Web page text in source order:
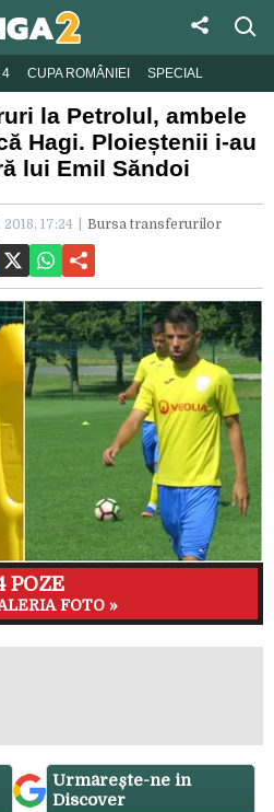
4 CUPA ROMÂNIEI SPECIAL
la Petrolul, ambele
Hagi. Ploieștenii i-au
lui Emil Săndoi
2018, 17:24 Bursa transferurilor
POZE
FOTO »
Urmărește-ne in
Discover